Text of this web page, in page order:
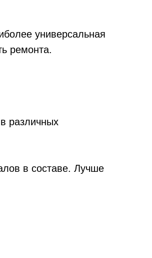
универсальная
ремонта.
различных
в составе. Лучше